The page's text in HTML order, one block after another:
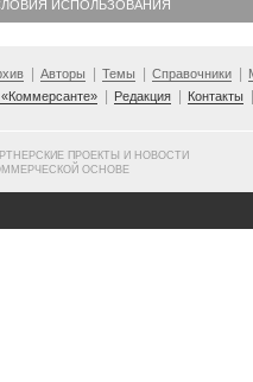
ИСПОЛЬЗОВАНИЯ
Авторы Темы Справочники
Редакция Контакты
ПРОЕКТЫ И НОВОСТИ
ОСНОВЕ